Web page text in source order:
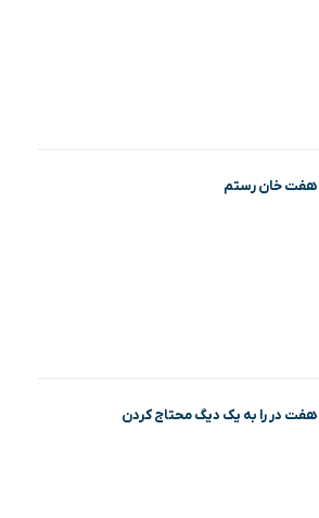
هفت خان رستم
هفت در را به یک دیگ محتاج کردن